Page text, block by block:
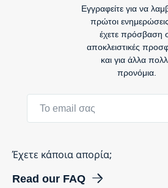
Εγγραφείτε για να
πρώτοι
έχετε πρόσβαση
αποκλειστικές
και για άλλα
προνόμια.
Έχετε κάποια απορία;
Read our FAQ